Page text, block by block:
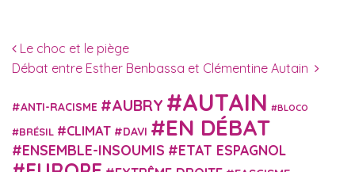
Navigation des articles
Le choc et le piège
Débat entre Esther Benbassa et Clémentine Autain
ANTI-RACISME AUBRY AUTAIN BLOCO
BRÉSIL CLIMAT DAVI EN DÉBAT
ENSEMBLE-INSOUMIS ETAT ESPAGNOL